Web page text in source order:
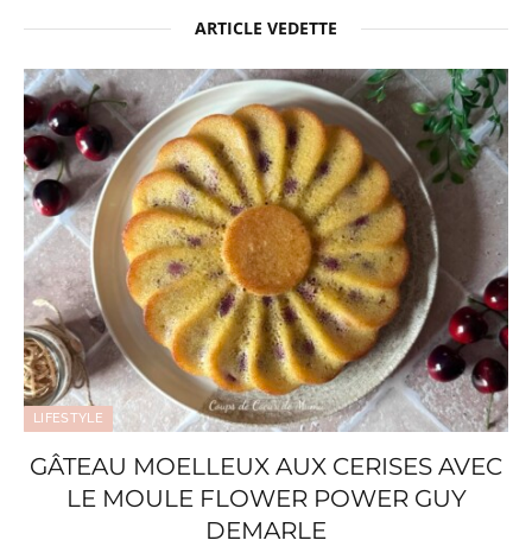
ARTICLE VEDETTE
LIFESTYLE
GÂTEAU MOELLEUX AUX CERISES AVEC
LE MOULE FLOWER POWER GUY
DEMARLE